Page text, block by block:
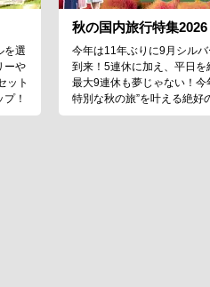
を選
ーや
ット
！
秋の国内旅行特集2026
今年は11年ぶりに9月シル
到来！5連休に加え、平日を
最大9連休も夢じゃない！今
特別な秋の旅”を叶える絶好